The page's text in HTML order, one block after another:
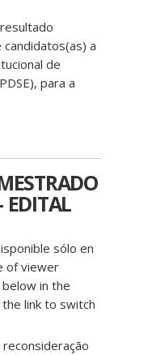
a
de
para a
EDITAL
sólo en
of viewer
in the
link to switch